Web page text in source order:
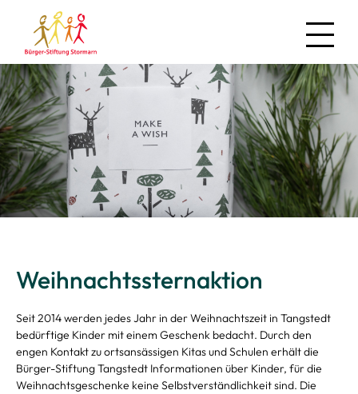
News
Über uns
Regionales
Projekte
Mitmachen
Kontakt
Weihnachtssternaktion
Seit 2014 werden jedes Jahr in derWeihnachtszeit in Tangstedt
bedürftige Kinder mit einem Geschenk bedacht. Durch den
engen Kontakt zu ortsansässigen Kitas und Schulen erhält die
Bürger-Stiftung Tangstedt Informationen über Kinder, für die
Weihnachtsgeschenke keine Selbstverständlichkeit sind. Die